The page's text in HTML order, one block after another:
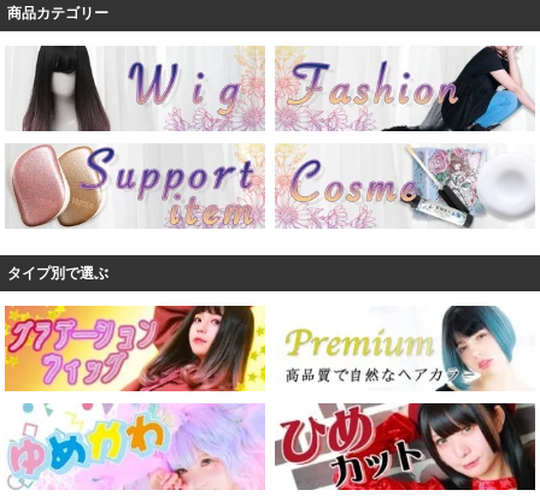
商品カテゴリー
タイプ別で選ぶ